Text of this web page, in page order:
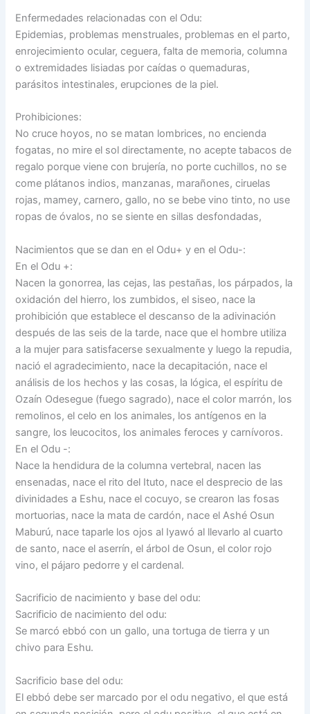
Enfermedades relacionadas con el Odu:
Epidemias, problemas menstruales, problemas en el parto,
enrojecimiento ocular, ceguera, falta de memoria, columna
o extremidades lisiadas por caídas o quemaduras,
parásitos intestinales, erupciones de la piel.
Prohibiciones:
No cruce hoyos, no se matan lombrices, no encienda
fogatas, no mire el sol directamente, no acepte tabacos de
regalo porque viene con brujería, no porte cuchillos, no se
come plátanos indios, manzanas, marañones, ciruelas
rojas, mamey, carnero, gallo, no se bebe vino tinto, no use
ropas de óvalos, no se siente en sillas desfondadas,
Nacimientos que se dan en el Odu+ y en el Odu-:
En el Odu +:
Nacen la gonorrea, las cejas, las pestañas, los párpados, la
oxidación del hierro, los zumbidos, el siseo, nace la
prohibición que establece el descanso de la adivinación
después de las seis de la tarde, nace que el hombre utiliza
a la mujer para satisfacerse sexualmente y luego la repudia,
nació el agradecimiento, nace la decapitación, nace el
análisis de los hechos y las cosas, la lógica, el espíritu de
Ozaín Odesegue (fuego sagrado), nace el color marrón, los
remolinos, el celo en los animales, los antígenos en la
sangre, los leucocitos, los animales feroces y carnívoros.
En el Odu -:
Nace la hendidura de la columna vertebral, nacen las
ensenadas, nace el rito del Ituto, nace el desprecio de las
divinidades a Eshu, nace el cocuyo, se crearon las fosas
mortuorias, nace la mata de cardón, nace el Ashé Osun
Maburú, nace taparle los ojos al Iyawó al llevarlo al cuarto
de santo, nace el aserrín, el árbol de Osun, el color rojo
vino, el pájaro pedorre y el cardenal.
Sacrificio de nacimiento y base del odu:
Sacrificio de nacimiento del odu:
Se marcó ebbó con un gallo, una tortuga de tierra y un
chivo para Eshu.
Sacrificio base del odu:
El ebbó debe ser marcado por el odu negativo, el que está